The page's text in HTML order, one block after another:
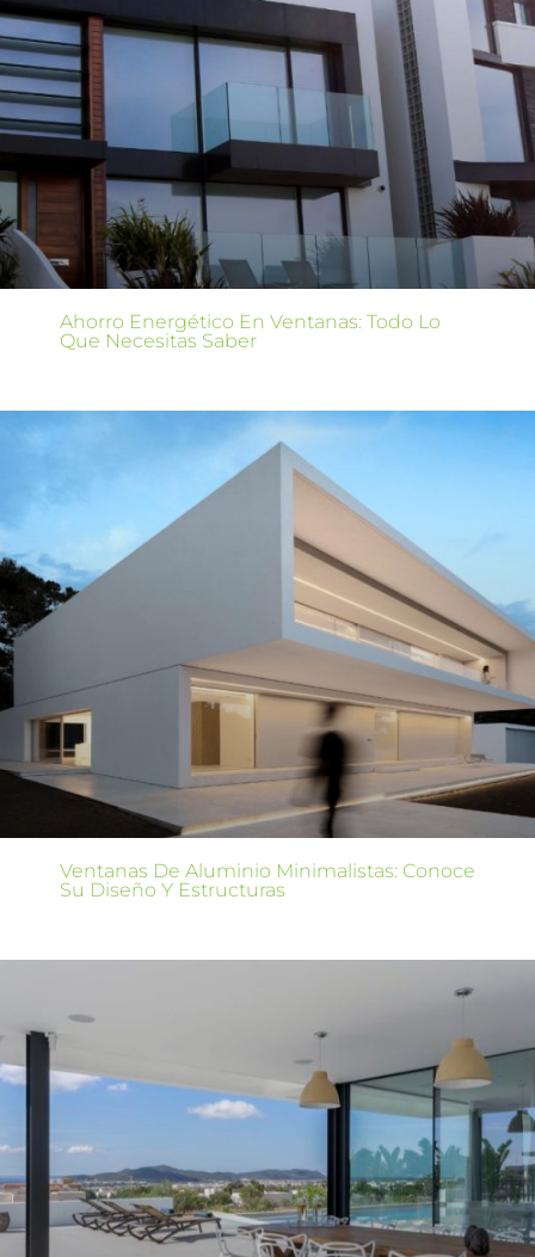
Ahorro Energético En Ventanas: Todo Lo
Que Necesitas Saber
Ventanas De Aluminio Minimalistas: Conoce
Su Diseño Y Estructuras